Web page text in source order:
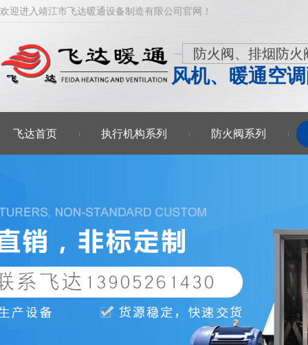
欢迎进入靖江市飞达暖通设备制造有限公司官网！
防火阀、排烟防
风机、暖通空
飞达首页 执行机构系列 防火阀系列